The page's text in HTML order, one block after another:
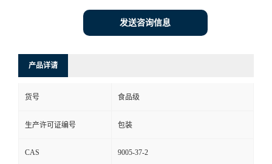
发送咨询信息
产品详请
货号 食品级
生产许可证编号 包装
CAS 9005-37-2